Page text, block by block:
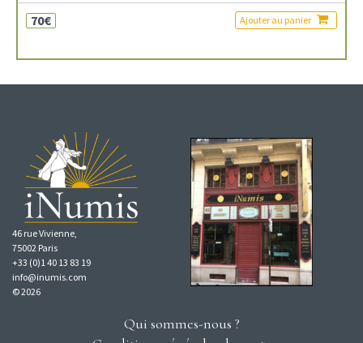
70€ Ajouter au panier
46 rue Vivienne,
75002 Paris
+33 (0)1 40 13 83 19
info@inumis.com
© 2026
Qui sommes-nous ?